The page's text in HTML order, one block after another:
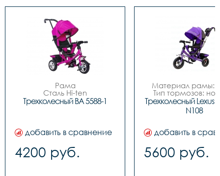
Рама
Сталь Hi-ten
Вес пользователя
Колеса
Пластиковые
Детские трехколесные
Производитель
Трехколесный BA 5588-1
добавить в сравнение
4200 руб.
Материал рамы:
Тип тормозов:
Диаметр колес:
Обод	N/A
Трехколесный Lexus
N108
добавить в
5600 руб.